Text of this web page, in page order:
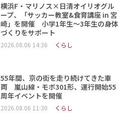
横浜F・マリノス×日清オイリオグル
ープ、「サッカー教室&食育講座 in 宮
崎」を開催 小学1年生～3年生の身体
づくりをサポート
2026.08.06 14:36 くらし
55年間、京の街を走り続けてきた車
両 嵐山線・モボ301形、運行開始55
周年イベントを開催
2026.08.06 11:30 くらし